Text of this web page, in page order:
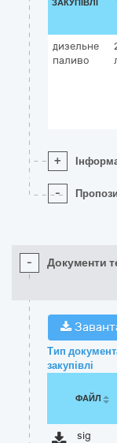
ЗАКУПІВЛІ
дизельне
паливо
+
-
- Документи
Тип
закупівлі
ФАЙЛ
sig